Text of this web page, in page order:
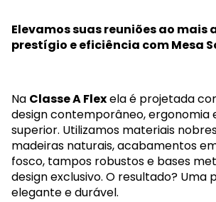
Elevamos suas reuniões ao mais
prestígio e eficiência com Mesa
Na Classe A Flexela é projetada
design contemporâneo, ergonomia
superior. Utilizamos materiais
madeiras naturais, acabamentos
fosco, tampos robustos e bases
design exclusivo. O resultado? Uma
elegante e durável.